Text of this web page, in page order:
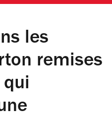
les
remises